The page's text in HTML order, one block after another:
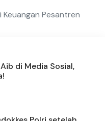
Keuangan Pesantren
di Media Sosial,